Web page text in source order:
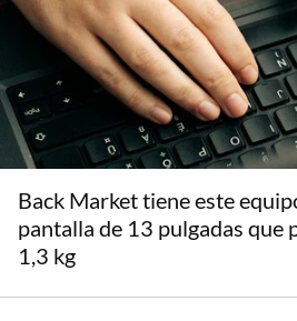
Back Market tiene este
pantalla de 13 pulgadas que
1,3 kg